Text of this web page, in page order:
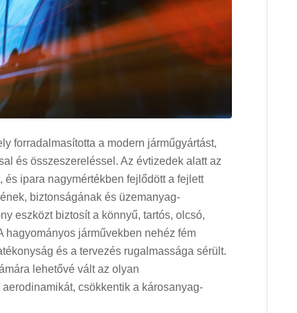
forradalmasította a modern járműgyártást,
és összeszereléssel. Az évtizedek alatt az
ipara nagymértékben fejlődött a fejlett
biztonságának és üzemanyag-
eszközt biztosít a könnyű, tartós, olcsó,
hagyományos járművekben nehéz fém
és a tervezés rugalmassága sérült.
lehetővé vált az olyan
csökkentik a károsanyag-